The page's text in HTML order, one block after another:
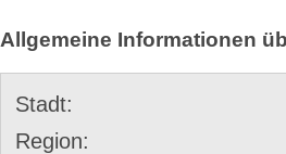
Allgemeine Informationen
Stadt:
Region: